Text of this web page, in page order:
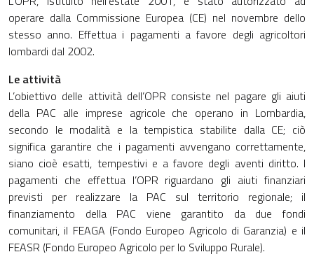
operare dalla Commissione Europea (CE) nel novembre dello
stesso anno. Effettua i pagamenti a favore degli agricoltori
lombardi dal 2002.
Le attività
L’obiettivo delle attività dell’OPR consiste nel pagare gli aiuti
della PAC alle imprese agricole che operano in Lombardia,
secondo le modalità e la tempistica stabilite dalla CE; ciò
significa garantire che i pagamenti avvengano correttamente,
siano cioè esatti, tempestivi e a favore degli aventi diritto. I
pagamenti che effettua l’OPR riguardano gli aiuti finanziari
previsti per realizzare la PAC sul territorio regionale; il
finanziamento della PAC viene garantito da due fondi
comunitari, il FEAGA (Fondo Europeo Agricolo di Garanzia) e il
FEASR (Fondo Europeo Agricolo per lo Sviluppo Rurale).